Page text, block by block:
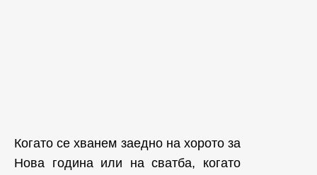
Когато се хванем заедно на хорото за
Нова година или на сватба, когато